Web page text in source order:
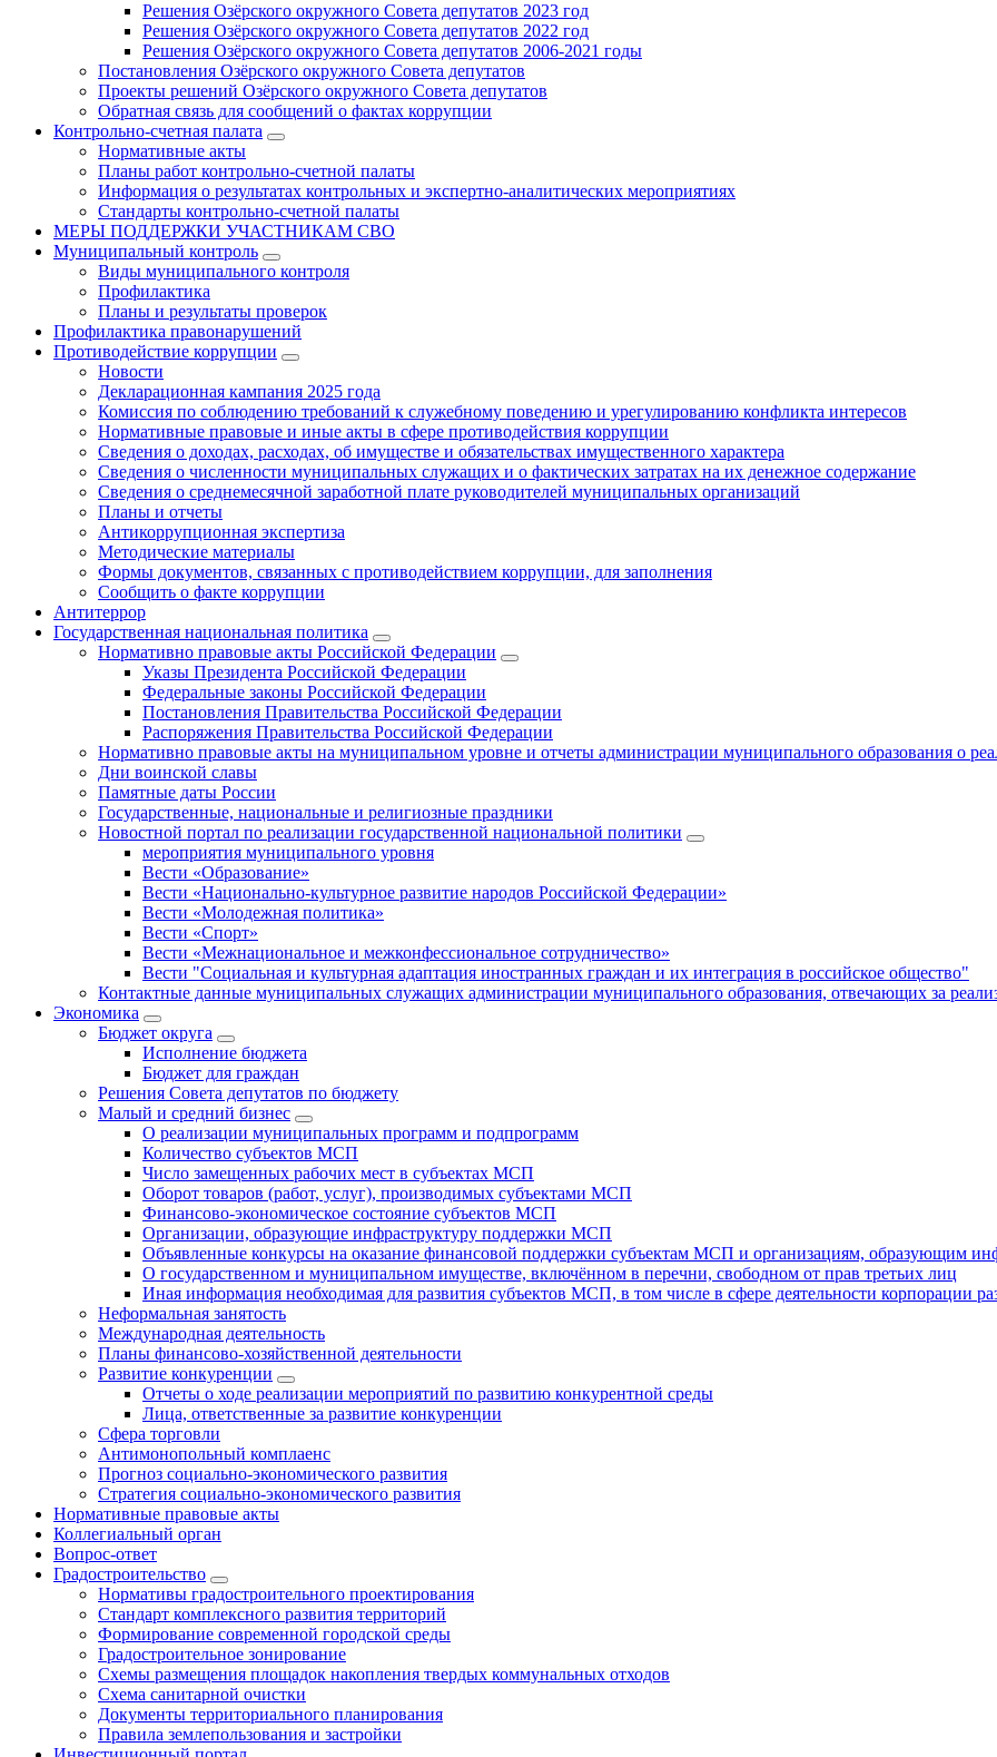
Решения Озёрского окружного Совета депутатов 2023 год
Решения Озёрского окружного Совета депутатов 2022 год
Решения Озёрского окружного Совета депутатов 2006-2021 годы
Постановления Озёрского окружного Совета депутатов
Проекты решений Озёрского окружного Совета депутатов
Обратная связь для сообщений о фактах коррупции
Контрольно-счетная палата
Нормативные акты
Планы работ контрольно-счетной палаты
Информация о результатах контрольных и экспертно-аналитических мероприятиях
Стандарты контрольно-счетной палаты
МЕРЫ ПОДДЕРЖКИ УЧАСТНИКАМ СВО
Муниципальный контроль
Виды муниципального контроля
Профилактика
Планы и результаты проверок
Профилактика правонарушений
Противодействие коррупции
Новости
Декларационная кампания 2025 года
Комиссия по соблюдению требований к служебному поведению и урегулированию конфликта интересов
Нормативные правовые и иные акты в сфере противодействия коррупции
Сведения о доходах, расходах, об имуществе и обязательствах имущественного характера
Сведения о численности муниципальных служащих и о фактических затратах на их денежное содержание
Сведения о среднемесячной заработной плате руководителей муниципальных организаций
Планы и отчеты
Антикоррупционная экспертиза
Методические материалы
Формы документов, связанных с противодействием коррупции, для заполнения
Сообщить о факте коррупции
Антитеррор
Государственная национальная политика
Нормативно правовые акты Российской Федерации
Указы Президента Российской Федерации
Федеральные законы Российской Федерации
Постановления Правительства Российской Федерации
Распоряжения Правительства Российской Федерации
Нормативно правовые акты на муниципальном уровне и отчеты администрации муниципального образования о
Дни воинской славы
Памятные даты России
Государственные, национальные и религиозные праздники
Новостной портал по реализации государственной национальной политики
мероприятия муниципального уровня
Вести «Образование»
Вести «Национально-культурное развитие народов Российской Федерации»
Вести «Молодежная политика»
Вести «Спорт»
Вести «Межнациональное и межконфессиональное сотрудничество»
Вести "Социальная и культурная адаптация иностранных граждан и их интеграция в российское общество"
Контактные данные муниципальных служащих администрации муниципального образования, отвечающих за
Экономика
Бюджет округa
Исполнение бюджета
Бюджет для граждан
Решения Совета депутатов по бюджету
Малый и средний бизнес
О реализации муниципальных программ и подпрограмм
Количество субъектов МСП
Число замещенных рабочих мест в субъектах МСП
Оборот товаров (работ, услуг), производимых субъектами МСП
Финансово-экономическое состояние субъектов МСП
Организации, образующие инфраструктуру поддержки МСП
Объявленные конкурсы на оказание финансовой поддержки субъектам МСП и организациям, образующим
О государственном и муниципальном имуществе, включённом в перечни, свободном от прав третьих лиц
Иная информация необходимая для развития субъектов МСП, в том числе в сфере деятельности корпорации
Неформальная занятость
Международная деятельность
Планы финансово-хозяйственной деятельности
Развитие конкуренции
Отчеты о ходе реализации мероприятий по развитию конкурентной среды
Лица, ответственные за развитие конкуренции
Сфера торговли
Антимонопольный комплаенс
Прогноз социально-экономического развития
Стратегия социально-экономического развития
Нормативные правовые акты
Коллегиальный орган
Вопрос-ответ
Градостроительство
Нормативы градостроительного проектирования
Стандарт комплексного развития территорий
Формирование современной городской среды
Градостроительное зонирование
Схемы размещения площадок накопления твердых коммунальных отходов
Схема санитарной очистки
Документы территориального планирования
Правила землепользования и застройки